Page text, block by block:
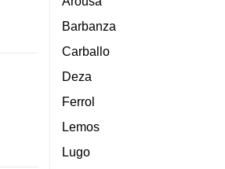
Barbanza
Carballo
Deza
Ferrol
Lemos
Lugo